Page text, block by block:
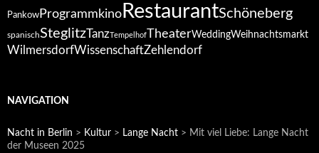
Pankow Programmkino RestaurantSchöneberg
spanischSteglitz Tanz Tempelhof TheaterWeddingWeihnachtsmarkt
WilmersdorfWissenschaftZehlendorf
NAVIGATION
Nacht in Berlin > Kultur > Lange Nacht > Mit viel Liebe: Lange Nacht
der Museen 2025